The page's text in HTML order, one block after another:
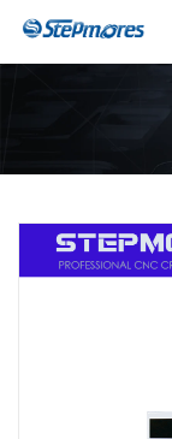
Über Uns